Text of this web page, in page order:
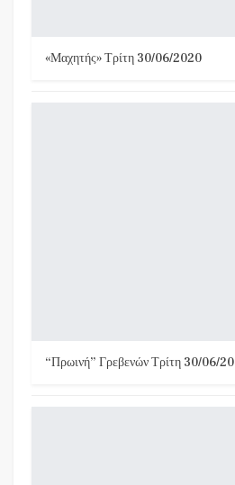
«Μαχητής» Τρίτη 30/06/2020
“Πρωινή” Γρεβενών Τρίτη 30/06/20